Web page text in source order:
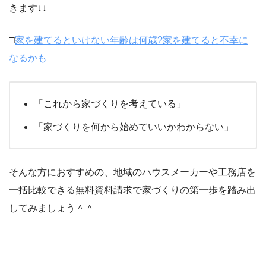
きます↓↓
□家を建てるといけない年齢は何歳?家を建てると不幸に
なるかも
「これから家づくりを考えている」
「家づくりを何から始めていいかわからない」
そんな方におすすめの、地域のハウスメーカーや工務店を
一括比較できる無料資料請求で家づくりの第一歩を踏み出
してみましょう＾＾